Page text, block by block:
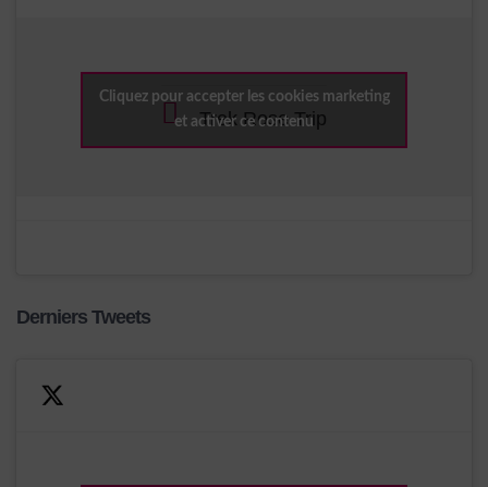
Trek Rose Trip
Cliquez pour accepter les cookies marketing
et activer ce contenu
Derniers Tweets